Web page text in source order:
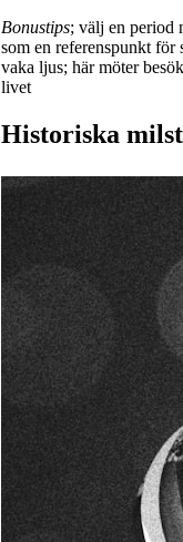
Bonustips; välj en period
som en referenspunkt för
vaka ljus; här möter
livet
Historiska